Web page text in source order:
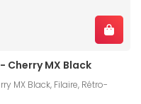
Cherry MX Black
MX Black, Filaire, Rétro-